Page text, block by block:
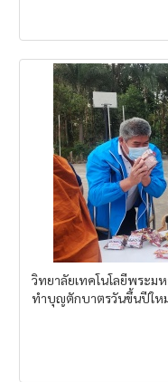
วิทยาลัยเทคโนโลยีพระม
ทำบุญตักบาตรวันขึ้นปีให